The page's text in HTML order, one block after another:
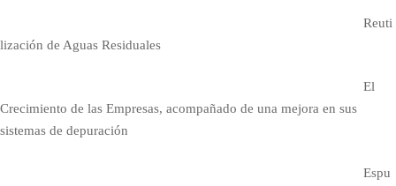
Reuti
lización de Aguas Residuales
El
Crecimiento de las Empresas, acompañado de una mejora en sus
sistemas de depuración
Espu